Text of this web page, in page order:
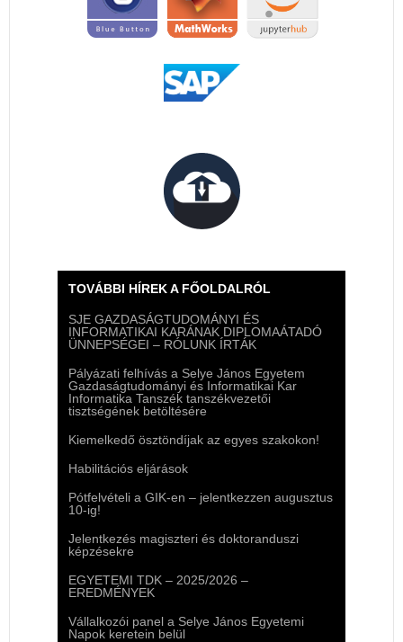
TOVÁBBI HÍREK A FŐOLDALRÓL
SJE GAZDASÁGTUDOMÁNYI ÉS
INFORMATIKAI KARÁNAK DIPLOMAÁTADÓ
ÜNNEPSÉGEI – RÓLUNK ÍRTÁK
Pályázati felhívás a Selye János Egyetem
Gazdaságtudományi és Informatikai Kar
Informatika Tanszék tanszékvezetői
tisztségének betöltésére
Kiemelkedő ösztöndíjak az egyes szakokon!
Habilitációs eljárások
Pótfelvételi a GIK-en – jelentkezzen augusztus
10-ig!
Jelentkezés magiszteri és doktoranduszi
képzésekre
EGYETEMI TDK – 2025/2026 –
EREDMÉNYEK
Vállalkozói panel a Selye János Egyetemi
Napok keretein belül